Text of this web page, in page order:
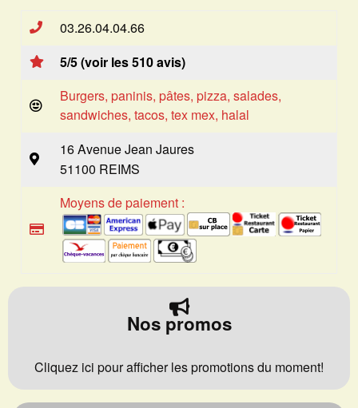
03.26.04.04.66
5/5 (voir les 510 avis)
Burgers, paninis, pâtes, pizza, salades,
sandwiches, tacos, tex mex, halal
16 Avenue Jean Jaures
51100 REIMS
Moyens de paiement :
Nos promos
Cliquez ici pour afficher les promotions du moment!